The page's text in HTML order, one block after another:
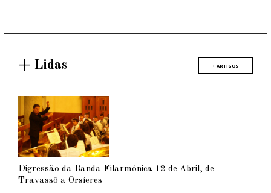
+ Lidas + ARTIGOS
Digressão da Banda Filarmónica 12 de Abril, de
Travassô a Orsíeres